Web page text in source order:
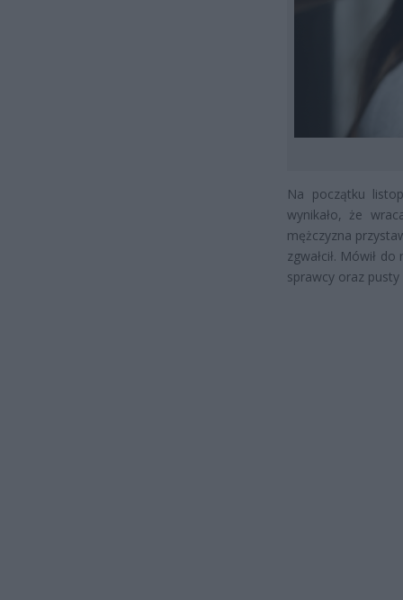
Na początku
wynikało, że
mężczyzna
zgwałcił. Mówił
sprawcy oraz pusty